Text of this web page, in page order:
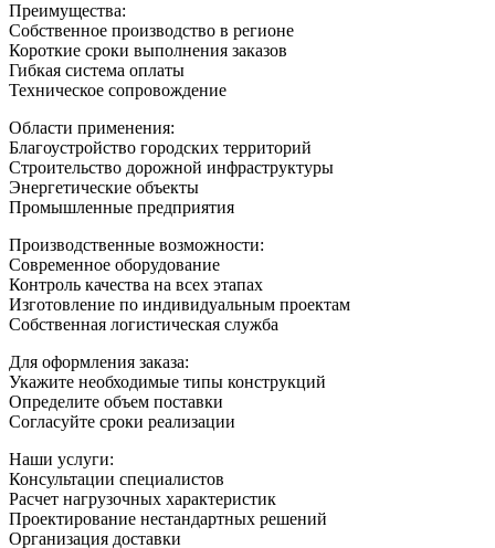
Преимущества:
Собственное производство в регионе
Короткие сроки выполнения заказов
Гибкая система оплаты
Техническое сопровождение
Области применения:
Благоустройство городских территорий
Строительство дорожной инфраструктуры
Энергетические объекты
Промышленные предприятия
Производственные возможности:
Современное оборудование
Контроль качества на всех этапах
Изготовление по индивидуальным проектам
Собственная логистическая служба
Для оформления заказа:
Укажите необходимые типы конструкций
Определите объем поставки
Согласуйте сроки реализации
Наши услуги:
Консультации специалистов
Расчет нагрузочных характеристик
Проектирование нестандартных решений
Организация доставки